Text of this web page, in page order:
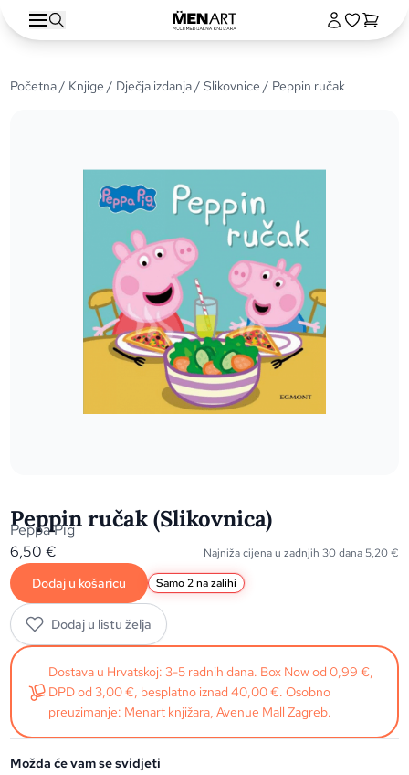
Početna/ Knjige / Dječja izdanja/Slikovnice / Peppin ručak
Peppin ručak (Slikovnica)
Peppa Pig
6,50€ Najniža cijena u zadnjih 30 dana 5,20€
Dodaj u košaricu Samo 2 na zalihi
Dodaj u listu želja
Dostava u Hrvatskoj: 3-5 radnih dana. Box Now od 0,99 €,
DPD od 3,00 €, besplatno iznad 40,00 €. Osobno
preuzimanje: Menart knjižara, Avenue Mall Zagreb.
Možda će vam se svidjeti